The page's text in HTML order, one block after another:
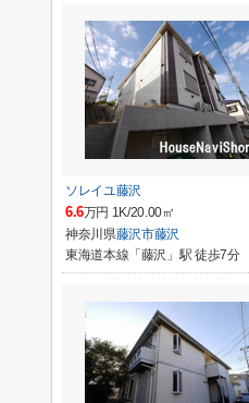
ソレイユ藤沢
6.6万円 1K/20.00㎡
神奈川県藤沢市藤沢
東海道本線「藤沢」駅 徒歩7分